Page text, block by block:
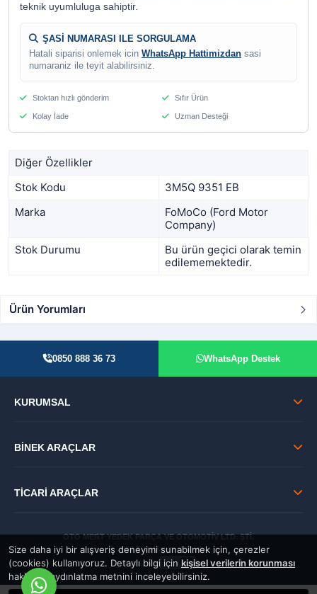
Size daha iyi bir alışveriş deneyimi sunabilmek için, çerezler
(cookies) kullanıyoruz. Detaylı bilgi için kişisel verilerin korunması
hakkında aydınlatma metnini inceleyebilirsiniz.
teknik uyumluluga sahiptir.
ŞASİ NUMARASI ILE SORGULAMA
Hatali siparisi onlemek icin WhatsApp Hattimizdan sasi
numaraniz ile teyit alabilirsiniz.
Stoktan hızlı gönderim Sıfır Ürün
Kolay İade Uzman Desteği
Diğer Özellikler
Stok Kodu
3M5Q 9351 EB
Marka
FoMoCo (Ford Motor
Company)
Stok Durumu
Bu ürün geçici olarak temin
edilememektedir.
Ürün Yorumları
0850 888 36 73 WhatsApp Destek
KURUMSAL
BİNEK ARAÇLAR
TİCARİ ARAÇLAR
OTO MERT YEDEK PARÇA VE OTOMOTİV LTD. ŞTİ.
© 2026 Tüm Hakları Saklıdır.
GÜVENLİ: